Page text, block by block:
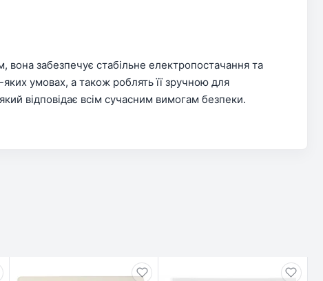
вона забезпечує стабільне електропостачання та
умовах, а також роблять її зручною для
відповідає всім сучасним вимогам безпеки.